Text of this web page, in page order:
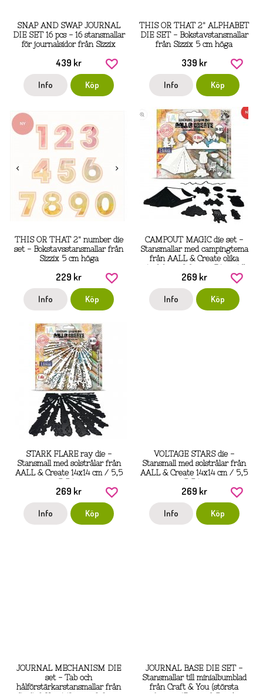
SNAP AND SWAP JOURNAL
DIE SET 16 pcs - 16 stansmallar
för journalsidor från Sizzix
439 kr
Info Köp
THIS OR THAT 2" ALPHABET
DIE SET - Bokstavstansmallar
från Sizzix 5 cm höga
339 kr
Info Köp
THIS OR THAT 2" number die
set - Bokstavsstansmallar från
Sizzix 5 cm höga
229 kr
Info Köp
CAMPOUT MAGIC die set -
Stansmallar med campingtema
från AALL & Create olika
den minsta på 1,9
269 kr
Info Köp
STARK FLARE ray die -
Stansmall med solstrålar från
AALL & Create 14x14 cm / 5,5
269 kr
Info Köp
VOLTAGE STARS die -
Stansmall med solstrålar från
AALL & Create 14x14 cm / 5,5
269 kr
Info Köp
JOURNAL MECHANISM DIE
set - Tab och
hålförstärkarstansmallar från
JOURNAL BASE DIE SET -
Stansmallar till minialbumblad
från Craft & You (största